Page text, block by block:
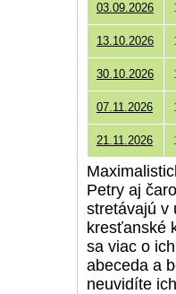
03.09.2026
13.10.2026
30.10.2026
07.11.2026
21.11.2026
Petry aj
stretávajú v
kresťanské
sa viac o
abeceda a
neuvidíte